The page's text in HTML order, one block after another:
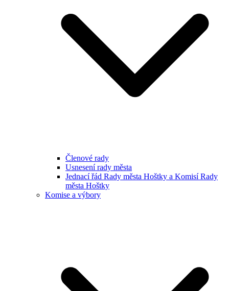
Členové rady
Usnesení rady města
Jednací řád Rady města Hoštky a Komisí Rady
města Hoštky
Komise a výbory